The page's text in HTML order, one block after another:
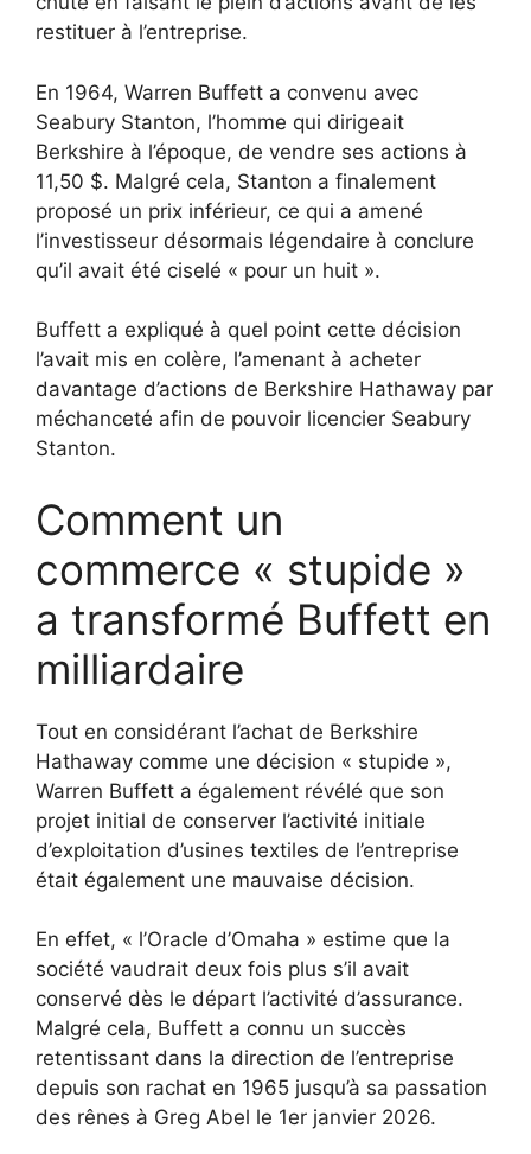
restituer à l’entreprise.
En 1964, Warren Buffett a convenu avec
Seabury Stanton, l’homme qui dirigeait
Berkshire à l’époque, de vendre ses actions à
11,50 $. Malgré cela, Stanton a finalement
proposé un prix inférieur, ce qui a amené
l’investisseur désormais légendaire à conclure
qu’il avait été ciselé « pour un huit ».
Buffett a expliqué à quel point cette décision
l’avait mis en colère, l’amenant à acheter
davantage d’actions de Berkshire Hathaway par
méchanceté afin de pouvoir licencier Seabury
Stanton.
Comment un
commerce « stupide »
a transformé Buffett en
milliardaire
Tout en considérant l’achat de Berkshire
Hathaway comme une décision « stupide »,
Warren Buffett a également révélé que son
projet initial de conserver l’activité initiale
d’exploitation d’usines textiles de l’entreprise
était également une mauvaise décision.
En effet, « l’Oracle d’Omaha » estime que la
société vaudrait deux fois plus s’il avait
conservé dès le départ l’activité d’assurance.
Malgré cela, Buffett a connu un succès
retentissant dans la direction de l’entreprise
depuis son rachat en 1965 jusqu’à sa passation
des rênes à Greg Abel le 1er janvier 2026.